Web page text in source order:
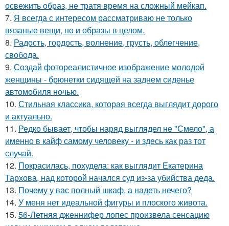
освежить образ, не тратя время на сложный мейкап.
7. Я всегда с интересом рассматриваю не только
вязаные вещи, но и образы в целом.
8. Радость, гордость, волнение, грусть, облегчение,
свобода.
9. Создай фотореалистичное изображение молодой
женщины - брюнетки сидящей на заднем сиденье
автомобиля ночью.
10. Стильная классика, которая всегда выглядит дорого
и актуально.
11. Редко бывает, чтобы наряд выглядел не "Смело", а
именно в кайф самому человеку - и здесь как раз тот
случай.
12. Покрасилась, похудела: как выглядит Екатерина
Тархова, над которой начался суд из-за убийства деда.
13. Почему у вас полный шкаф, а надеть нечего?
14. У меня нет идеальной фигуры и плоского живота.
15. 56-Летняя дженнифер лопес произвела сенсацию